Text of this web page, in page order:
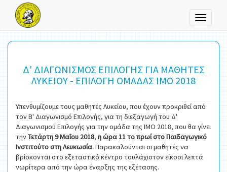
Toggle
Δ' ΔΙΑΓΩΝΙΣΜΟΣ ΕΠΙΛΟΓΗΣ ΓΙΑ ΜΑΘΗΤΕΣ
ΛΥΚΕΙΟΥ - ΕΠΙΛΟΓΗ ΟΜΑΔΑΣ ΙΜΟ 2018
Υπενθυμίζουμε τους μαθητές Λυκείου, που έχουν προκριθεί από
τον Β' Διαγωνισμό Επιλογής, για τη διεξαγωγή του Δ'
Διαγωνισμού Επιλογής για την ομάδα της ΙΜΟ 2018, που θα γίνει
τηνΤετάρτη 9 Μαΐου 2018, η ώρα 11 το πρωί στο Παιδαγωγικό
Ινστιτούτο στη Λευκωσία.Παρακαλούνται οι μαθητές να
βρίσκονται στο εξεταστικό κέντρο τουλάχιστον είκοσι λεπτά
νωρίτερα από την ώρα έναρξης της εξέτασης.